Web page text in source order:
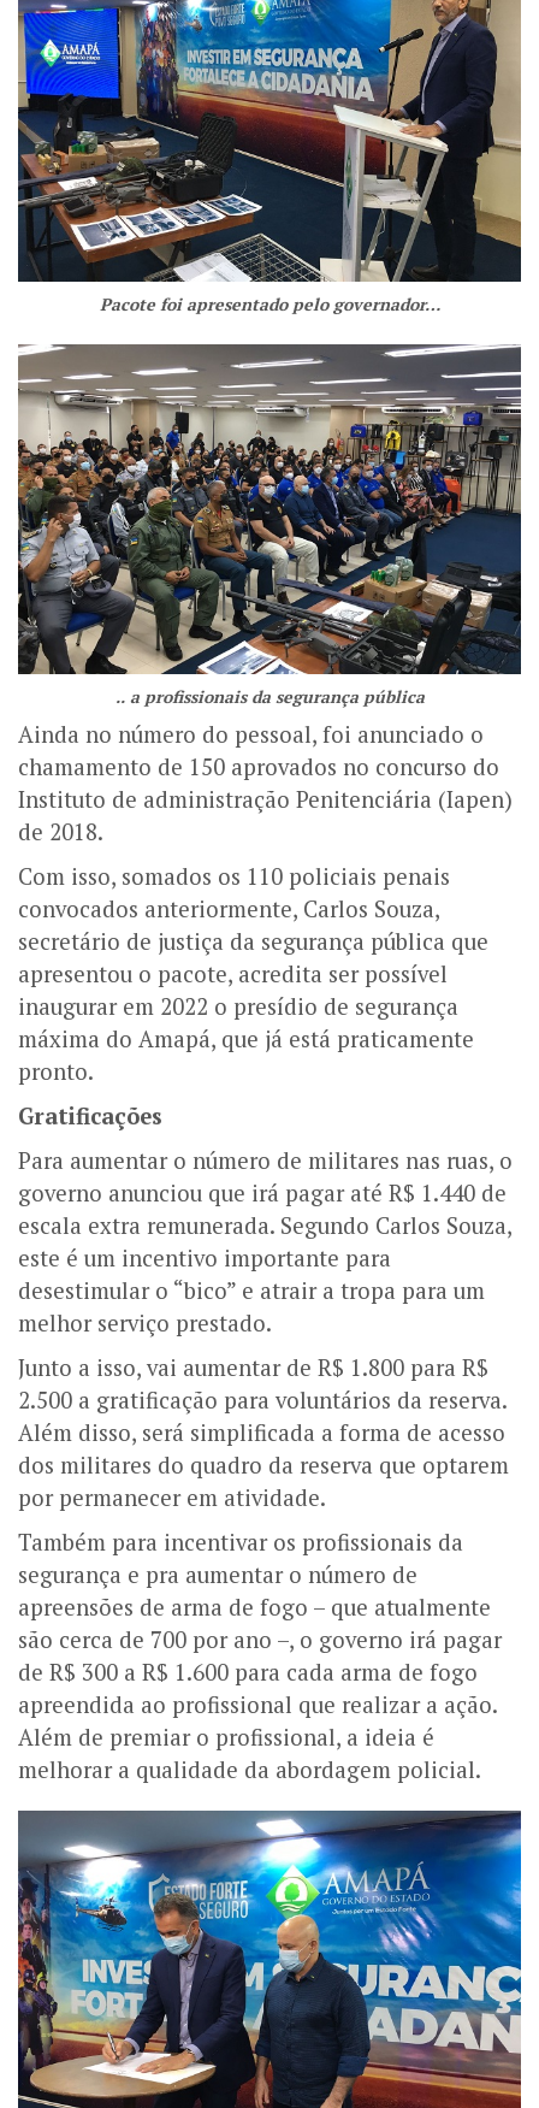
Pacote foi apresentado pelo governador…
.. a profissionais da segurança pública
Ainda no número do pessoal, foi anunciado o
chamamento de 150 aprovados no concurso do
Instituto de administração Penitenciária (Iapen)
de 2018.
Com isso, somados os 110 policiais penais
convocados anteriormente, Carlos Souza,
secretário de justiça da segurança pública que
apresentou o pacote, acredita ser possível
inaugurar em 2022 o presídio de segurança
máxima do Amapá, que já está praticamente
pronto.
Gratificações
Para aumentar o número de militares nas ruas, o
governo anunciou que irá pagar até R$ 1.440 de
escala extra remunerada. Segundo Carlos Souza,
este é um incentivo importante para
desestimular o “bico” e atrair a tropa para um
melhor serviço prestado.
Junto a isso, vai aumentar de R$ 1.800 para R$
2.500 a gratificação para voluntários da reserva.
Além disso, será simplificada a forma de acesso
dos militares do quadro da reserva que optarem
por permanecer em atividade.
Também para incentivar os profissionais da
segurança e pra aumentar o número de
apreensões de arma de fogo – que atualmente
são cerca de 700 por ano –, o governo irá pagar
de R$ 300 a R$ 1.600 para cada arma de fogo
apreendida ao profissional que realizar a ação.
Além de premiar o profissional, a ideia é
melhorar a qualidade da abordagem policial.